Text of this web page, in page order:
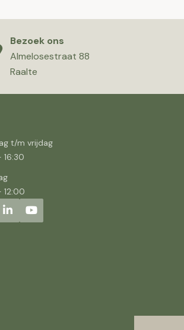
Bezoek ons
Almelosestraat 88
Raalte
t/m vrijdag
16:30
12:00